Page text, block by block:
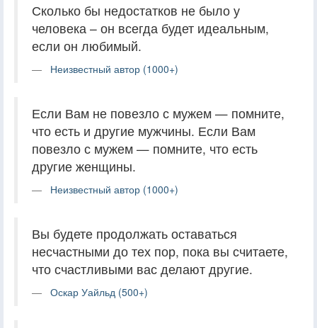
Сколько бы недостатков не было у
человека – он всегда будет идеальным,
если он любимый.
Неизвестный автор (1000+)
Если Вам не повезло с мужем — помните,
что есть и другие мужчины. Если Вам
повезло с мужем — помните, что есть
другие женщины.
Неизвестный автор (1000+)
Вы будете продолжать оставаться
несчастными до тех пор, пока вы считаете,
что счастливыми вас делают другие.
Оскар Уайльд (500+)